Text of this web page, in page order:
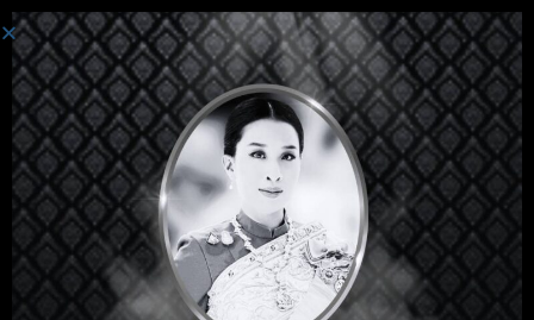
ເຂົ້າສູ່ລະບົບ
Hey there, great course, right?
Do you like this course?